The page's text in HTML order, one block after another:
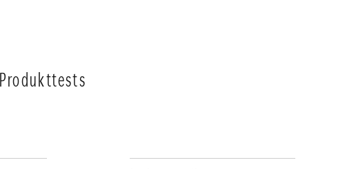
Produkttests